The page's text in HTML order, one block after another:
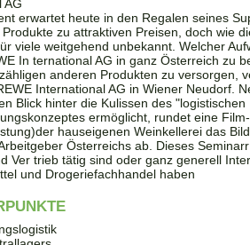
erwartet heute in den Regalen seines
zu attraktiven Preisen, doch wie
viele weitgehend unbekannt. Welcher
In ternational AG in ganz Österreich zu
anderen Produkten zu versorgen,
International AG in Wiener Neudorf.
Blick hinter die Kulissen des
ermöglicht, rundet eine
hauseigenen Weinkellerei das
Österreichs ab. Dieses
Ver trieb tätig sind oder ganz generell
und Drogeriefachhandel haben